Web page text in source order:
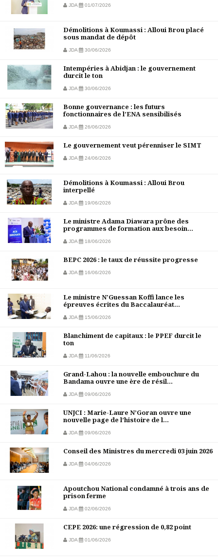
JDA 01/07/2026
Démolitions à Koumassi : Alloui Brou placé
sous mandat de dépôt
JDA 30/06/2026
Intempéries à Abidjan : le gouvernement
durcit le ton
JDA 30/06/2026
Bonne gouvernance : les futurs
fonctionnaires de l’ENA sensibilisés
JDA 26/06/2026
Le gouvernement veut pérenniser le SIMT
JDA 24/06/2026
Démolitions à Koumassi : Alloui Brou
interpellé
JDA 19/06/2026
Le ministre Adama Diawara prône des
programmes de formation aux besoin...
JDA 18/06/2026
BEPC 2026 : le taux de réussite progresse
JDA 16/06/2026
Le ministre N'Guessan Koffi lance les
épreuves écrites du Baccalauréat...
JDA 15/06/2026
Blanchiment de capitaux : le PPEF durcit le
ton
JDA 11/06/2026
Grand-Lahou : la nouvelle embouchure du
Bandama ouvre une ère de résil...
JDA 09/06/2026
UNJCI : Marie-Laure N’Goran ouvre une
nouvelle page de l’histoire de l...
JDA 09/06/2026
Conseil des Ministres du mercredi 03 juin 2026
JDA 04/06/2026
Apoutchou National condamné à trois ans de
prison ferme
JDA 02/06/2026
CEPE 2026: une régression de 0,82 point
JDA 01/06/2026